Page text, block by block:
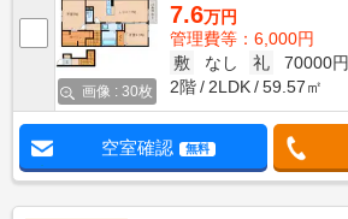
画像 : 30枚
7.6万円
管理費等：6,000円
敷
なし 礼
70000円
2階
2LDK 59.57㎡
空室確認 無料